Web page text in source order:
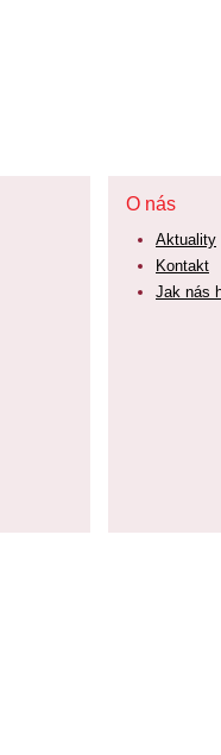
O nás
Aktuality
Kontakt
Jak nás